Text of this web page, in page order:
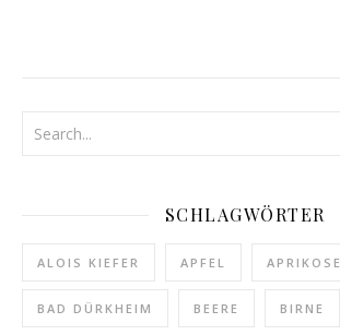
SCHLAGWÖRTER
ALOIS KIEFER APFEL APRIKOSE
BAD DÜRKHEIM BEERE BIRNE